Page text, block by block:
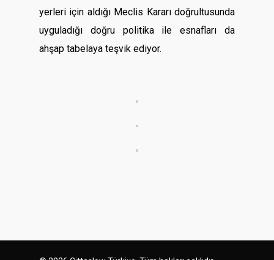
yerleri için aldığı Meclis Kararı doğrultusunda
uyguladığı doğru politika ile esnafları da
ahşap tabelaya teşvik ediyor.